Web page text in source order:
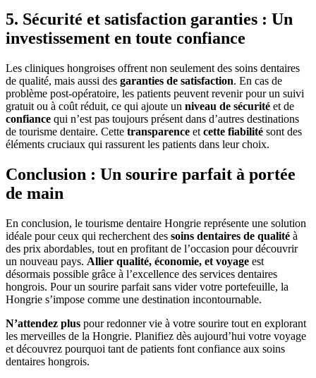
5. Sécurité et satisfaction garanties : Un
investissement en toute confiance
Les cliniques hongroises offrent non seulement des soins dentaires
de qualité, mais aussi des garanties de satisfaction. En cas de
problème post-opératoire, les patients peuvent revenir pour un suivi
gratuit ou à coût réduit, ce qui ajoute un niveau de sécurité et de
confiance qui n’est pas toujours présent dans d’autres destinations
de tourisme dentaire. Cette transparence et cette fiabilité sont des
éléments cruciaux qui rassurent les patients dans leur choix.
Conclusion : Un sourire parfait à portée
de main
En conclusion, le tourisme dentaire Hongrie représente une solution
idéale pour ceux qui recherchent des soins dentaires de qualité à
des prix abordables, tout en profitant de l’occasion pour découvrir
un nouveau pays. Allier qualité, économie, et voyage est
désormais possible grâce à l’excellence des services dentaires
hongrois. Pour un sourire parfait sans vider votre portefeuille, la
Hongrie s’impose comme une destination incontournable.
N’attendez plus pour redonner vie à votre sourire tout en explorant
les merveilles de la Hongrie. Planifiez dès aujourd’hui votre voyage
et découvrez pourquoi tant de patients font confiance aux soins
dentaires hongrois.